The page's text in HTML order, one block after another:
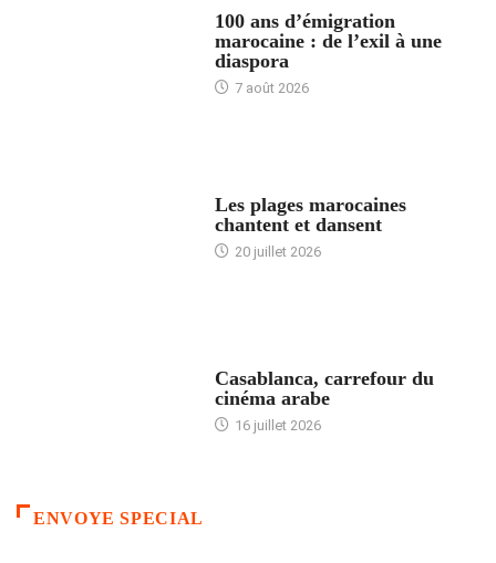
100 ans d’émigration
marocaine : de l’exil à une
diaspora
7 août 2026
Les plages marocaines
chantent et dansent
20 juillet 2026
Casablanca, carrefour du
cinéma arabe
16 juillet 2026
ENVOYE SPECIAL